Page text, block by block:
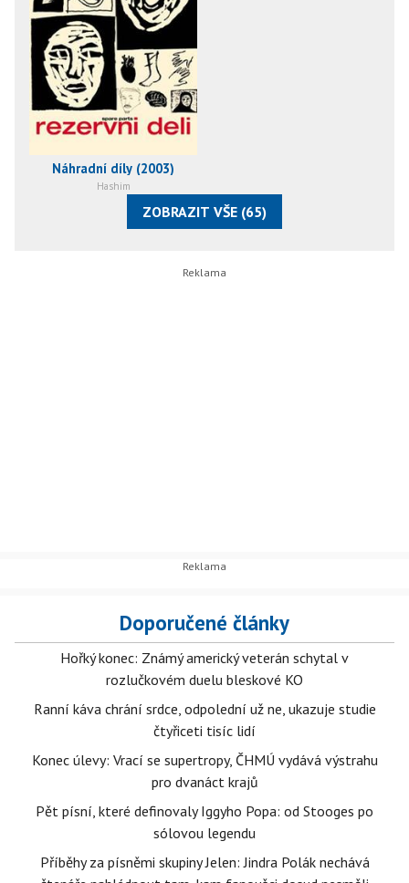
Náhradní díly (2003)
Hashim
ZOBRAZIT VŠE (65)
Doporučené články
Hořký konec: Známý americký veterán schytal v
rozlučkovém duelu bleskové KO
Ranní káva chrání srdce, odpolední už ne, ukazuje studie
čtyřiceti tisíc lidí
Konec úlevy: Vrací se supertropy, ČHMÚ vydává výstrahu
pro dvanáct krajů
Pět písní, které definovaly Iggyho Popa: od Stooges po
sólovou legendu
Příběhy za písněmi skupiny Jelen: Jindra Polák nechává